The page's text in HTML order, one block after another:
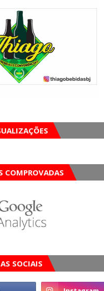
COMPROVADAS
SOCIAIS